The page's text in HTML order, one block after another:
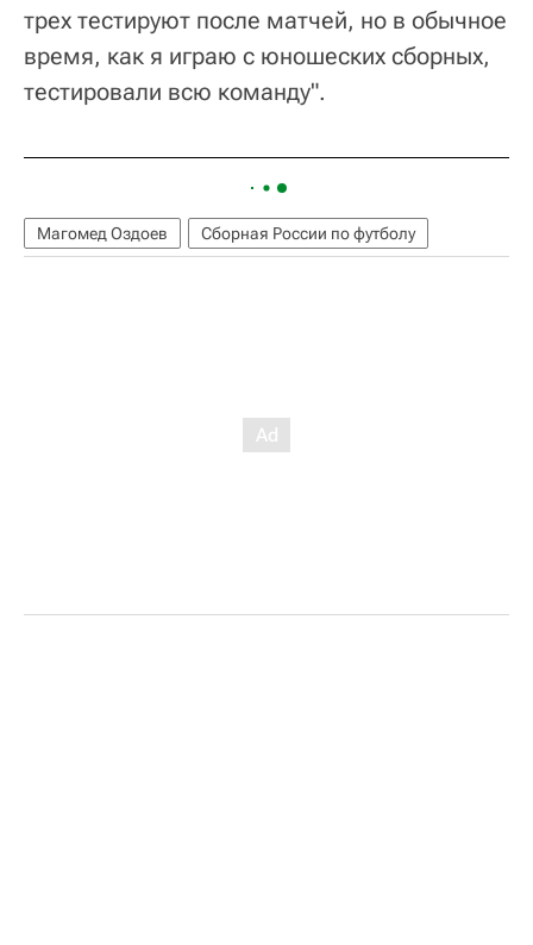
трех тестируют после матчей, но в обычное
время, как я играю с юношеских сборных,
тестировали всю команду".
Магомед Оздоев Сборная России по футболу